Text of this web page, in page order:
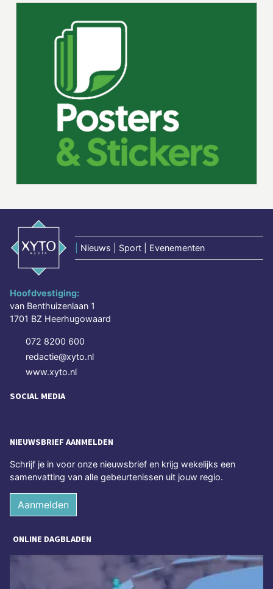
Nieuws | Sport | Evenementen
Hoofdvestiging:
van Benthuizenlaan 1
1701 BZ Heerhugowaard
072 8200 600
redactie@xyto.nl
www.xyto.nl
SOCIAL MEDIA
NIEUWSBRIEF AANMELDEN
Schrijf je in voor onze nieuwsbrief en krijg wekelijks een
samenvatting van alle gebeurtenissen uit jouw regio.
Aanmelden
ONLINE DAGBLADEN